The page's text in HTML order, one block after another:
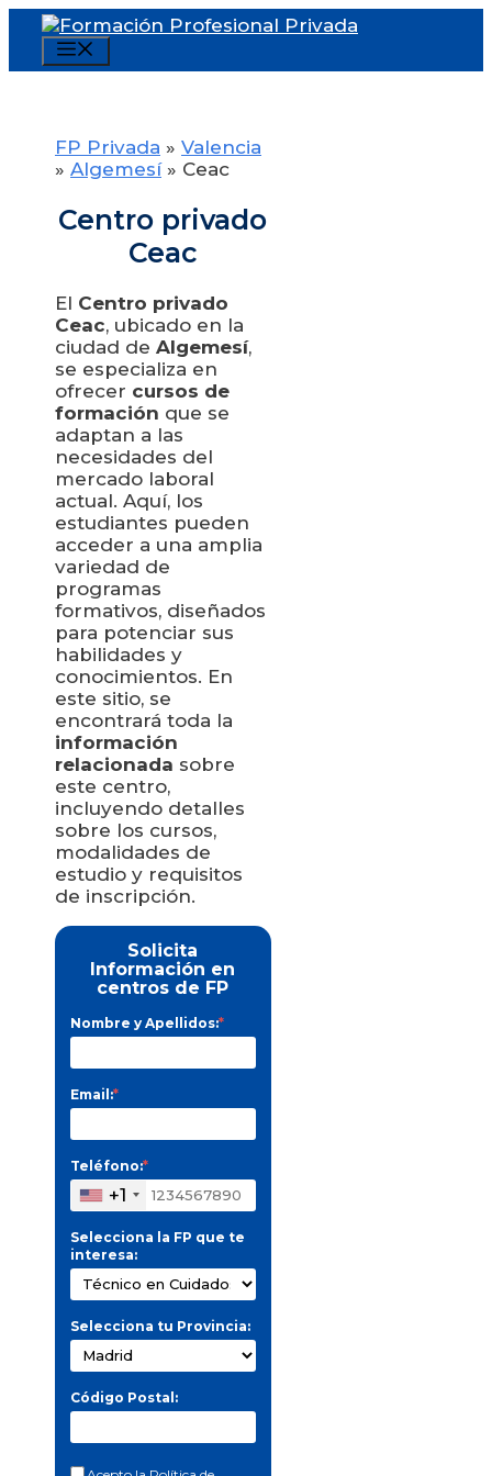
Saltar
contenido
FP Privada » Valencia
» Algemesí» Ceac
Centro privado
Ceac
El Centro privado
Ceac, ubicado en la
ciudad de Algemesí,
se especializa en
ofrecer cursos de
formación que se
adaptan a las
necesidades del
mercado laboral
actual. Aquí, los
estudiantes pueden
acceder a una amplia
variedad de
programas
formativos, diseñados
para potenciar sus
habilidades y
conocimientos. En
este sitio, se
encontrará toda la
información
relacionada sobre
este centro,
incluyendo detalles
sobre los cursos,
modalidades de
estudio y requisitos
de inscripción.
Solicita
Información en
centros de FP
Nombre y Apellidos:*
Email:*
Teléfono:*
+1
Selecciona la FP que te
interesa:
Selecciona tu Provincia:
Código Postal: